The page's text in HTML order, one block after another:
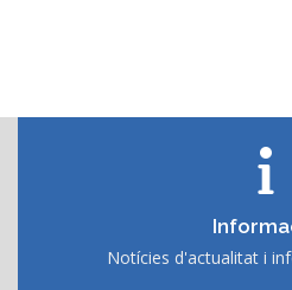
Notícies d'actualitat i